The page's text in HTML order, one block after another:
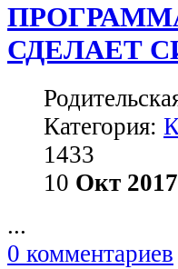
СДЕЛАЕТ
Категория:
1433
10 Окт 2017
...
0 комментариев